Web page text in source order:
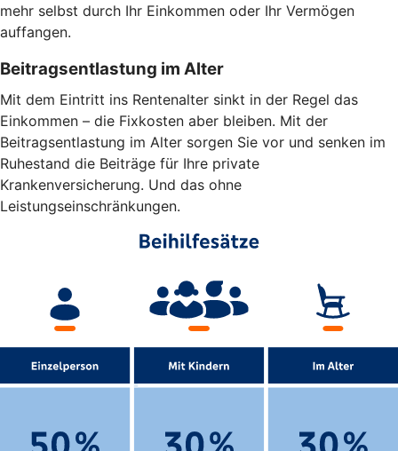
mehr selbst durch Ihr Einkommen oder Ihr Vermögen
auffangen.
Beitragsentlastung im Alter
Mit dem Eintritt ins Rentenalter sinkt in der Regel das
Einkommen – die Fixkosten aber bleiben. Mit der
Beitragsentlastung im Alter sorgen Sie vor und senken im
Ruhestand die Beiträge für Ihre private
Krankenversicherung. Und das ohne
Leistungseinschränkungen.